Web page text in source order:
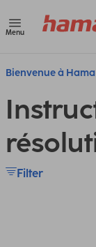
Menu
Bienvenue à
Filter